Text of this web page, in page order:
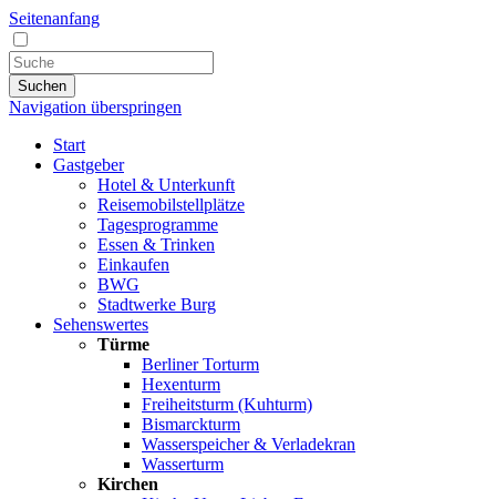
Seitenanfang
Suchen
Navigation überspringen
Start
Gastgeber
Hotel & Unterkunft
Reisemobilstellplätze
Tagesprogramme
Essen & Trinken
Einkaufen
BWG
Stadtwerke Burg
Sehenswertes
Türme
Berliner Torturm
Hexenturm
Freiheitsturm (Kuhturm)
Bismarckturm
Wasserspeicher & Verladekran
Wasserturm
Kirchen